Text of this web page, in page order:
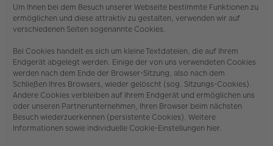
Um Ihnen bei dem Besuch unserer Webseite bestimmte Funktionen zu
ermöglichen und diese attraktiv zu gestalten, verwenden wir auf
verschiedenen Seiten sogenannte Cookies.
Bei Cookies handelt es sich um kleine Textdateien, die auf Ihrem
Endgerät abgelegt werden. Einige der von uns verwendeten Cookies
werden nach dem Ende der Browser-Sitzung, also nach dem
Schließen Ihres Browsers, wieder gelöscht (sog. Sitzungs-Cookies).
Andere Cookies verbleiben auf Ihrem Endgerät und ermöglichen uns
oder unseren Partnerunternehmen, Ihren Browser beim nächsten
Besuch wiederzuerkennen (persistente Cookies). Weitere
Informationen sowie individuelle Cookie-Einstellungen hier.